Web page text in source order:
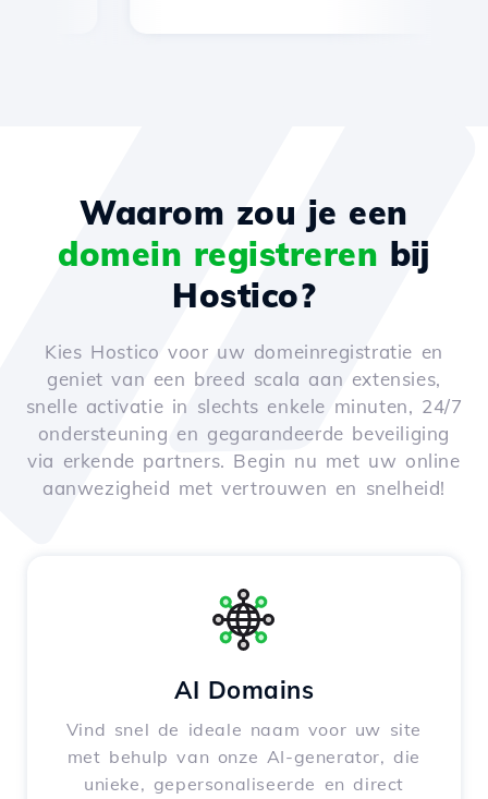
Waarom zou je een
domein registreren bij
Hostico?
Kies Hostico voor uw domeinregistratie en
geniet van een breed scala aan extensies,
snelle activatie in slechts enkele minuten, 24/7
ondersteuning en gegarandeerde beveiliging
via erkende partners. Begin nu met uw online
aanwezigheid met vertrouwen en snelheid!
AI Domains
Vind snel de ideale naam voor uw site
met behulp van onze AI-generator, die
unieke, gepersonaliseerde en direct